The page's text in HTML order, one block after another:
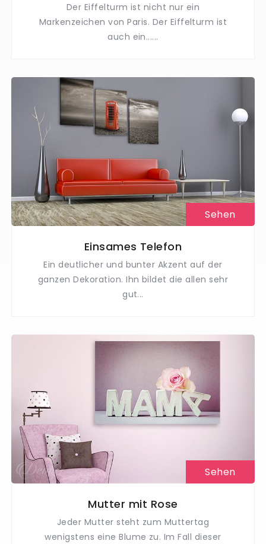
Der Eiffelturm ist nicht nur ein
Markenzeichen von Paris. Der Eiffelturm ist
auch ein......
Sehen
Einsames Telefon
Ein deutlicher und bunter Akzent auf der
ganzen Dekoration. Ihn bildet die allen sehr
gut...
Sehen
Mutter mit Rose
Jeder Mutter steht zum Muttertag
wenigstens eine Blume zu. Im Fall dieser